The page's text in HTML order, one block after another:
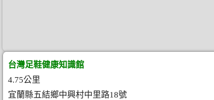
台灣足鞋健康知識館
4.75公里
宜蘭縣五結鄉中興村中里路18號